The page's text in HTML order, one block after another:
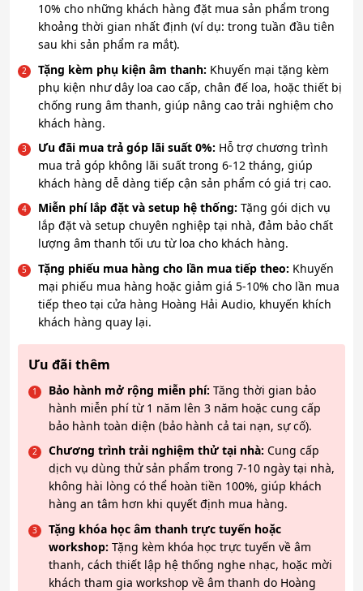
10% cho những khách hàng đặt mua sản phẩm trong
khoảng thời gian nhất định (ví dụ: trong tuần đầu tiên
sau khi sản phẩm ra mắt).
Tặng kèm phụ kiện âm thanh: Khuyến mại tặng kèm
phụ kiện như dây loa cao cấp, chân đế loa, hoặc thiết bị
chống rung âm thanh, giúp nâng cao trải nghiệm cho
khách hàng.
Ưu đãi mua trả góp lãi suất 0%: Hỗ trợ chương trình
mua trả góp không lãi suất trong 6-12 tháng, giúp
khách hàng dễ dàng tiếp cận sản phẩm có giá trị cao.
Miễn phí lắp đặt và setup hệ thống: Tặng gói dịch vụ
lắp đặt và setup chuyên nghiệp tại nhà, đảm bảo chất
lượng âm thanh tối ưu từ loa cho khách hàng.
Tặng phiếu mua hàng cho lần mua tiếp theo: Khuyến
mại phiếu mua hàng hoặc giảm giá 5-10% cho lần mua
tiếp theo tại cửa hàng Hoàng Hải Audio, khuyến khích
khách hàng quay lại.
Ưu đãi thêm
Bảo hành mở rộng miễn phí: Tăng thời gian bảo
hành miễn phí từ 1 năm lên 3 năm hoặc cung cấp
bảo hành toàn diện (bảo hành cả tai nạn, sự cố).
Chương trình trải nghiệm thử tại nhà: Cung cấp
dịch vụ dùng thử sản phẩm trong 7-10 ngày tại nhà,
không hài lòng có thể hoàn tiền 100%, giúp khách
hàng an tâm hơn khi quyết định mua hàng.
Tặng khóa học âm thanh trực tuyến hoặc
workshop: Tặng kèm khóa học trực tuyến về âm
thanh, cách thiết lập hệ thống nghe nhạc, hoặc mời
khách tham gia workshop về âm thanh do Hoàng